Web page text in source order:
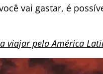
vai gastar, é
viajar pela América